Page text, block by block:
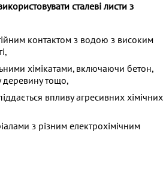
сталеві листи з
контактом з водою з високим
хімікатами, включаючи бетон,
деревину тощо,
впливу агресивних хімічних
з різним електрохімічним